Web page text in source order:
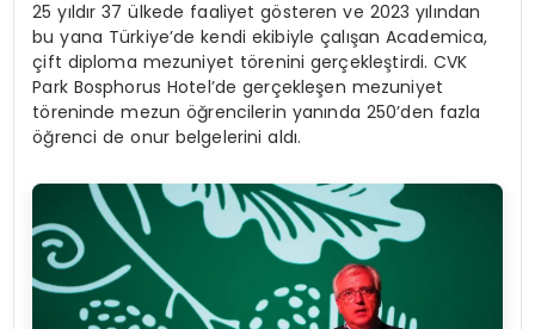
25 yıldır 37 ülkede faaliyet gösteren ve 2023 yılından
bu yana Türkiye’de kendi ekibiyle çalışan Academica,
çift diploma mezuniyet törenini gerçekleştirdi. CVK
Park Bosphorus Hotel’de gerçekleşen mezuniyet
töreninde mezun öğrencilerin yanında 250’den fazla
öğrenci de onur belgelerini aldı.